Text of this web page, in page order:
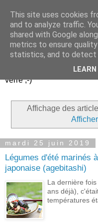
Un peu
coings...
Découvrir le monde.
verre ;-)
Affichage des
mardi 25 juin 2019
Légumes d'été marinés
japonaise (agebitashi)
La dernière
ans déjà),
températures
This site uses cookies
and to analyze traffic.
shared with Google
metrics to ensure
statistics, and to detect